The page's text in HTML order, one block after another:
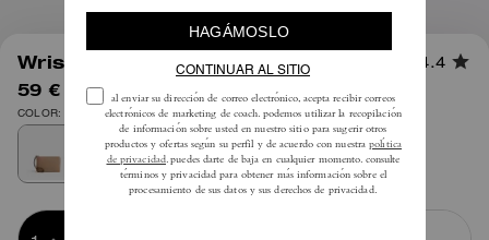
Wristlet Esquinero con Cremallera 4.4
59 € 95 €
COLOR: Oro/Gris Topo